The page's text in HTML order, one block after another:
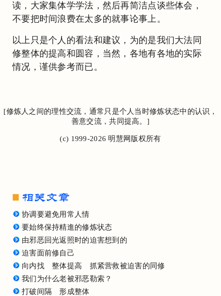
读，大家集体学学法，然后再简洁点谈些体会，
不要把时间浪费在太多的就事论事上。
以上只是个人的看法和建议，为的是我们大法同
修整体的提高和圆容，当然，各地有各地的实际
情况，谨供参考而已。
[修炼人之间的理性交流，通常只是个人当时修炼状态中的认识，
善意交流，共同提高。]
(c) 1999-2026 明慧网版权所有
协调要避免用常人情
要始终保持精進的修炼状态
由邪恶回光返照时的迫害想到的
迫害面前修自己
向内找 整体提高 抓紧营救被迫害的同修
我们为什么老被邪恶勒索？
打破间隔 形成整体